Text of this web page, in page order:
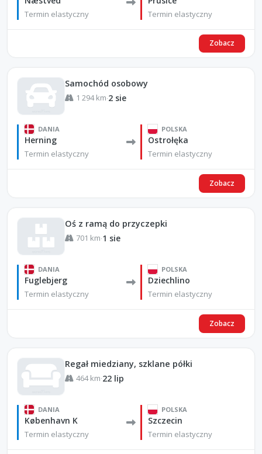
Termin elastyczny Termin elastyczny
Zobacz
Samochód osobowy
1 294 km·2 sie
DANIA
Herning
Termin elastyczny
POLSKA
Ostrołęka
Termin elastyczny
Zobacz
Oś z ramą do przyczepki
701 km·1 sie
DANIA
Fuglebjerg
Termin elastyczny
POLSKA
Dziechlino
Termin elastyczny
Zobacz
Regał miedziany, szklane półki
464 km·22 lip
DANIA
København K
Termin elastyczny
POLSKA
Szczecin
Termin elastyczny